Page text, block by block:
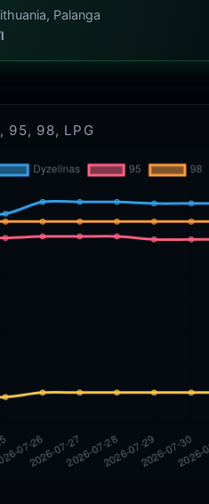
Palanga
95, 98, LPG